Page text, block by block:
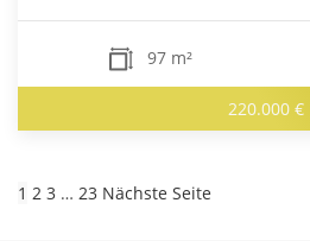
97 m²
220.000 €
1 2 3 … 23 Nächste Seite